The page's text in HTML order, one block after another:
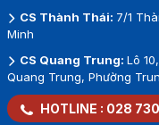
CS Thành Thái: 7/1
Minh
CS Quang Trung: Lô
Quang Trung, Phường
HOTLINE : 028